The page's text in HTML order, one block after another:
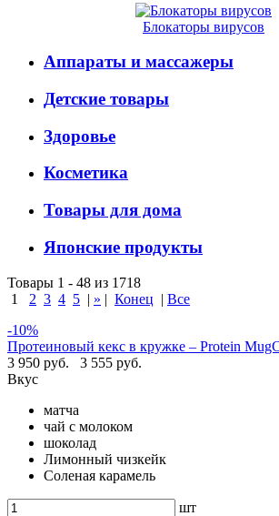
Блокаторы вирусов
Аппараты и массажеры
Детские товары
Здоровье
Косметика
Товары для дома
Японские продукты
Товары 1 - 48 из 1718
1
2 3 4 5 | » | Конец | Все
-10%
Протеиновый кекс в кружке – Protein
3 950 руб.
3 555 руб.
Вкус
матча
чай с молоком
шоколад
Лимонный чизкейк
Соленая карамель
шт